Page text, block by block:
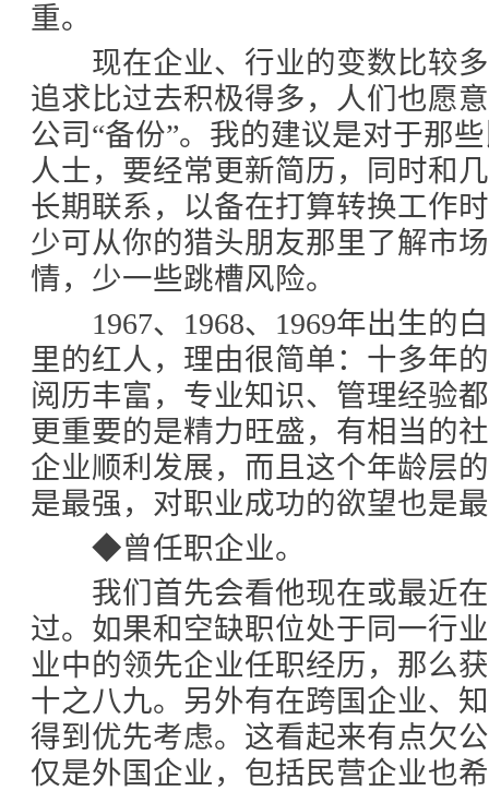
重。
现在企业、行业的变数比较多
追求比过去积极得多，人们也愿
公司“备份”。我的建议是对于那
人士，要经常更新简历，同时和
长期联系，以备在打算转换工作
少可从你的猎头朋友那里了解市
情，少一些跳槽风险。
1967、1968、1969年出生的
里的红人，理由很简单：十多年
阅历丰富，专业知识、管理经验
更重要的是精力旺盛，有相当的
企业顺利发展，而且这个年龄层
是最强，对职业成功的欲望也是
◆曾任职企业。
我们首先会看他现在或最近在
过。如果和空缺职位处于同一行
业中的领先企业任职经历，那么
十之八九。另外有在跨国企业、
得到优先考虑。这看起来有点欠
仅是外国企业，包括民营企业也